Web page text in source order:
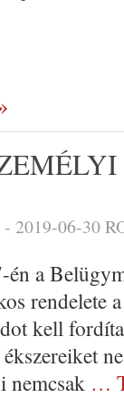
- 2019-06-30
én a
rendelete
kell
nemcsak …